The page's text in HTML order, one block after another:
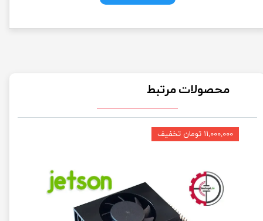
محصولات مرتبط
۱۱,۰۰۰,۰۰۰ تومان تخفیف